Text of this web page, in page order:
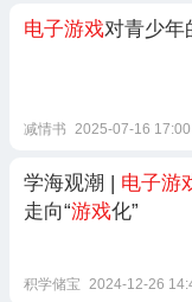
电子游戏对青少年
减情书 2025-07-16 17:00
学海观潮 | 电子游
走向“游戏化”
积学储宝 2024-12-26